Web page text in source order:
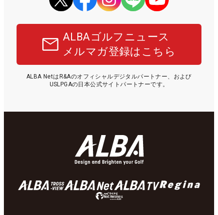
ALBAゴルフニュース
メルマガ登録はこちら
ALBA NetはR&Aのオフィシャルデジタルパートナー、および
USLPGAの日本公式サイトパートナーです。